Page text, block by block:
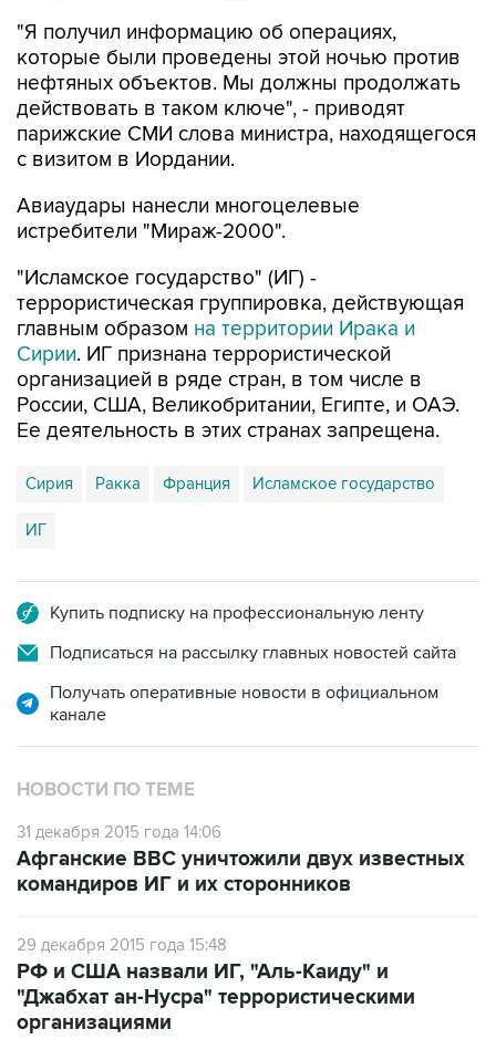
"Я получил информацию об операциях,
которые были проведены этой ночью против
нефтяных объектов. Мы должны продолжать
действовать в таком ключе", - приводят
парижские СМИ слова министра, находящегося
с визитом в Иордании.
Авиаудары нанесли многоцелевые
истребители "Мираж-2000".
"Исламское государство" (ИГ) -
террористическая группировка, действующая
главным образом на территории Ирака и
Сирии. ИГ признана террористической
организацией в ряде стран, в том числе в
России, США, Великобритании, Египте, и ОАЭ.
Ее деятельность в этих странах запрещена.
Сирия Ракка Франция Исламское государство
ИГ
Купить подписку на профессиональную ленту
Подписаться на рассылку главных новостей сайта
Получать оперативные новости в официальном
канале
НОВОСТИ ПО ТЕМЕ
31 декабря 2015 года 14:06
Афганские ВВС уничтожили двух известных
командиров ИГ и их сторонников
29 декабря 2015 года 15:48
РФ и США назвали ИГ, "Аль-Каиду" и
"Джабхат ан-Нусра" террористическими
организациями